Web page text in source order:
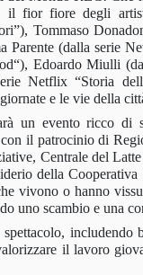
il fior fiore degli
”), Tommaso
Parente (dalla serie
“), Edoardo Miulli
Netflix “Storia
e le vie della
un evento ricco di
il patrocinio di
Centrale del
della
vivono o hanno
uno scambio e una
il lavoro